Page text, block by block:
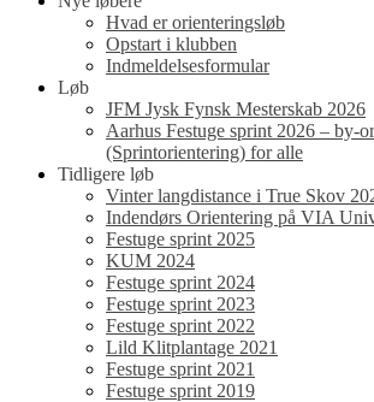
Hvad er orienteringsløb
Opstart i klubben
Indmeldelsesformular
Løb
JFM Jysk Fynsk Mesterskab 2026
Aarhus Festuge sprint 2026 – by-
(Sprintorientering) for alle
Tidligere løb
Vinter langdistance i True Skov
Indendørs Orientering på VIA
Festuge sprint 2025
KUM 2024
Festuge sprint 2024
Festuge sprint 2023
Festuge sprint 2022
Lild Klitplantage 2021
Festuge sprint 2021
Festuge sprint 2019